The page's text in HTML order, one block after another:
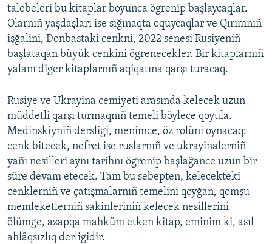
talebeleri bu kitaplar boyunca ögrenip başlaycaqlar.
Olarnıñ yaşdaşları ise sığınaqta oquycaqlar ve Qırımnıñ
işğalini, Donbastaki cenkni, 2022 senesi Rusiyeniñ
başlataqan büyük cenkini ögrenecekler. Bir kitaplarnıñ
yalanı diger kitaplarnıñ aqiqatına qarşı turacaq.
Rusiye ve Ukrayina cemiyeti arasında kelecek uzun
müddetli qarşı turmaqnıñ temeli böylece qoyula.
Medinskiyniñ dersligi, menimce, öz rolüni oynacaq:
cenk bitecek, nefret ise ruslarnıñ ve ukrayinalerniñ
yañı nesilleri aynı tarihnı ögrenip başlağance uzun bir
süre devam etecek. Tam bu sebepten, kelecekteki
cenklerniñ ve çatışmalarnıñ temelini qoyğan, qomşu
memleketlerniñ sakinleriniñ kelecek nesillerini
ölümge, azapqa mahküm etken kitap, eminim ki, asıl
ahlâqsızlıq derligidir.